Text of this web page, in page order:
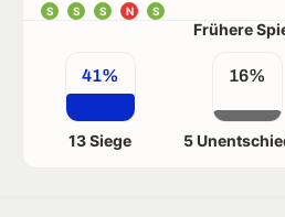
S S S N S
Frühere
41%
13 Siege
16%
5